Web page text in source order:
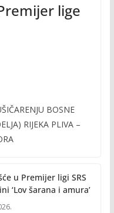
lige
BOSNE
RIJEKA PLIVA –
u Premijer ligi SRS
‘Lov šarana i amura’